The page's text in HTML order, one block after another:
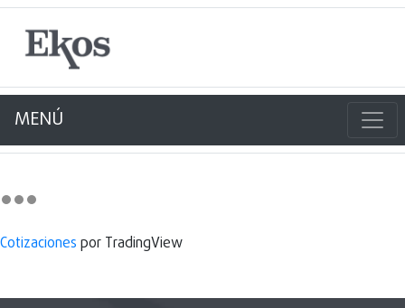
MENÚ
Cotizaciones por TradingView